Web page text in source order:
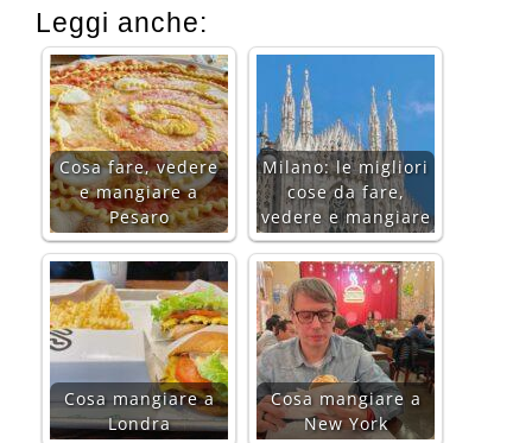
Leggi anche:
Cosa fare, vedere
e mangiare a
Pesaro
Milano: le migliori
cose da fare,
vedere e mangiare
Cosa mangiare a
Londra
Cosa mangiare a
New York